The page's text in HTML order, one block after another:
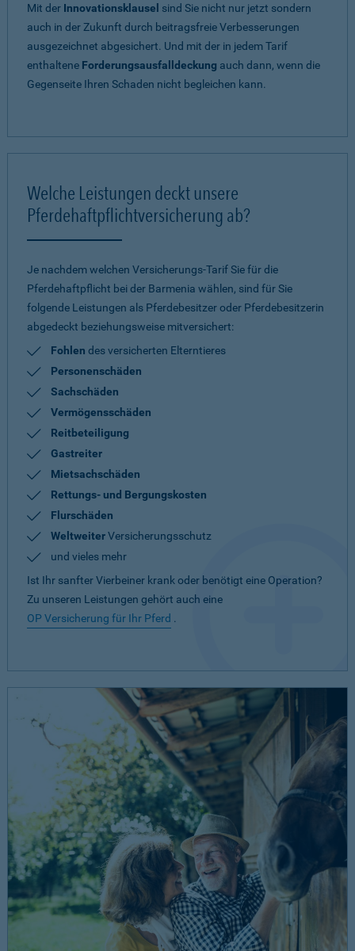
Mit der Innovationsklausel sind Sie nicht nur jetzt sondern
auch in der Zukunft durch beitragsfreie Verbesserungen
ausgezeichnet abgesichert. Und mit der in jedem Tarif
enthaltene Forderungsausfalldeckung auch dann, wenn die
Gegenseite Ihren Schaden nicht begleichen kann.
Welche Leistungen deckt unsere
Pferdehaftpflichtversicherung ab?
Je nachdem welchen Versicherungs-Tarif Sie für die
Pferdehaftpflicht bei der Barmenia wählen, sind für Sie
folgende Leistungen als Pferdebesitzer oder Pferdebesitzerin
abgedeckt beziehungsweise mitversichert:
Fohlen des versicherten Elterntieres
Personenschäden
Sachschäden
Vermögensschäden
Reitbeteiligung
Gastreiter
Mietsachschäden
Rettungs- und Bergungskosten
Flurschäden
WeltweiterVersicherungsschutz
und vieles mehr
Ist Ihr sanfter Vierbeiner krank oder benötigt eine Operation?
Zu unseren Leistungen gehört auch eine
OP Versicherung für Ihr Pferd .